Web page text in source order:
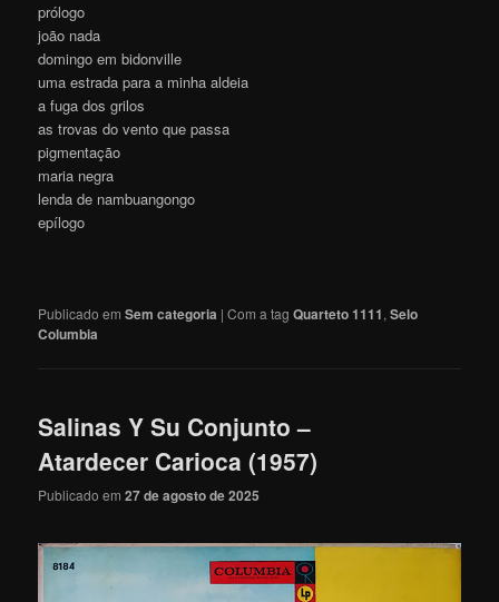
prólogo
joão nada
domingo em bidonville
uma estrada para a minha aldeia
a fuga dos grilos
as trovas do vento que passa
pigmentação
maria negra
lenda de nambuangongo
epílogo
Publicado em Sem categoria |Com a tagQuarteto 1111,Selo
Columbia
Salinas Y Su Conjunto –
Atardecer Carioca (1957)
Publicado em27 de agosto de 2025